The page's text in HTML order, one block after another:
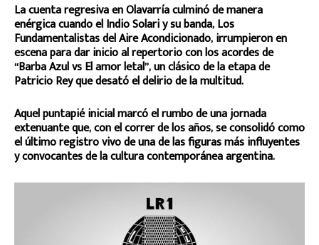
La cuenta regresiva en Olavarría culminó de manera
enérgica cuando el Indio Solari y su banda, Los
Fundamentalistas del Aire Acondicionado, irrumpieron en
escena para dar inicio al repertorio con los acordes de
“Barba Azul vs El amor letal”, un clásico de la etapa de
Patricio Rey que desató el delirio de la multitud.
Aquel puntapié inicial marcó el rumbo de una jornada
extenuante que, con el correr de los años, se consolidó como
el último registro vivo de una de las figuras más influyentes
y convocantes de la cultura contemporánea argentina.